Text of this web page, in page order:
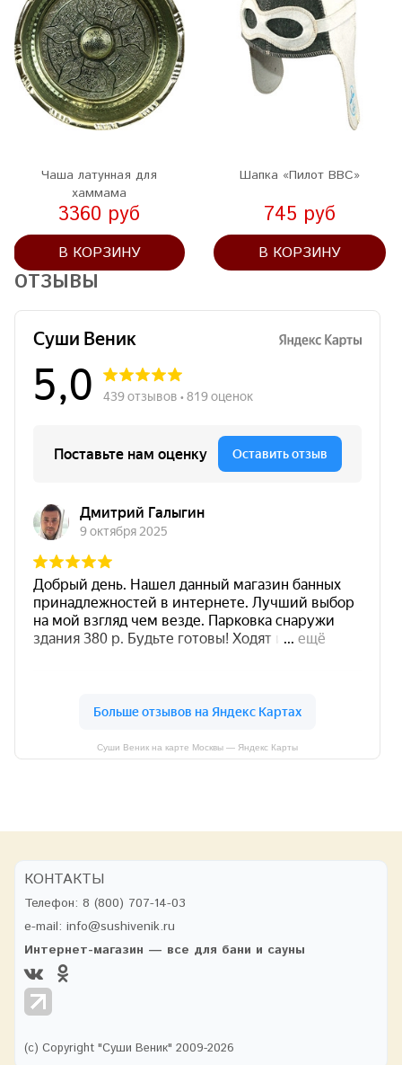
Чаша латунная для
хаммама
3360 руб
В КОРЗИНУ
Шапка «Пилот ВВС»
745 руб
В КОРЗИНУ
ОТЗЫВЫ
Суши Веник на карте Москвы — Яндекс Карты
КОНТАКТЫ
Телефон: 8 (800) 707-14-03
e-mail: info@sushivenik.ru
Интернет-магазин — все для бани и сауны
(с) Copyright "Суши Веник" 2009-2026